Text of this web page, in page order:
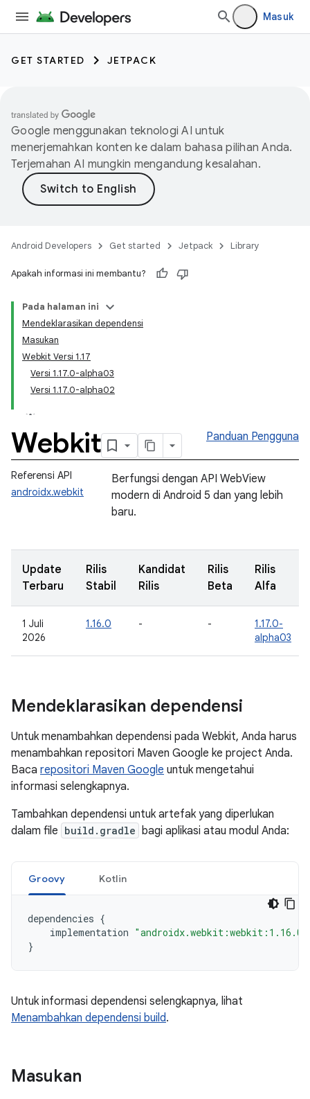
Masuk
GET STARTED JETPACK
Google menggunakan teknologi AI untuk
menerjemahkan konten ke dalam bahasa pilihan Anda.
Terjemahan AI mungkin mengandung kesalahan.
Android Developers Get started Jetpack Library
Apakah informasi ini membantu?
Pada halaman ini
Mendeklarasikan dependensi
Masukan
Webkit Versi 1.17
Versi 1.17.0-alpha03
Versi 1.17.0-alpha02
Webkit Panduan Pengguna
Referensi API
androidx.webkit
Berfungsi dengan API WebView
modern di Android 5 dan yang lebih
baru.
Update
Terbaru
Rilis
Stabil
Kandidat
Rilis
Rilis
Beta
Rilis
Alfa
1 Juli
2026
1.16.0 - -
1.17.0-
alpha03
Mendeklarasikan dependensi
Untuk menambahkan dependensi pada Webkit, Anda harus
menambahkan repositori Maven Google ke project Anda.
Baca repositori Maven Google untuk mengetahui
informasi selengkapnya.
Tambahkan dependensi untuk artefak yang diperlukan
dalam file build.gradle bagi aplikasi atau modul Anda:
Groovy Kotlin
dependencies {
implementation "androidx.webkit:webkit:1.16.0"
}
Untuk informasi dependensi selengkapnya, lihat
Menambahkan dependensi build.
Masukan